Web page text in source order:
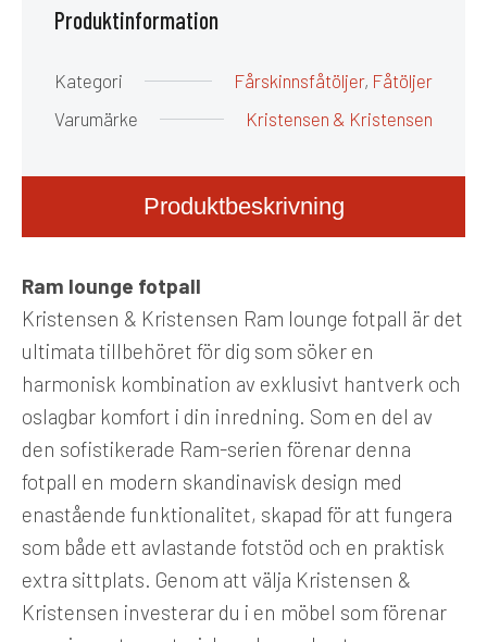
Produktbeskrivning
Ram lounge fotpall
Kristensen & Kristensen Ram lounge fotpall är det
ultimata tillbehöret för dig som söker en
harmonisk kombination av exklusivt hantverk och
oslagbar komfort i din inredning. Som en del av
den sofistikerade Ram-serien förenar denna
fotpall en modern skandinavisk design med
enastående funktionalitet, skapad för att fungera
som både ett avlastande fotstöd och en praktisk
extra sittplats. Genom att välja Kristensen &
Kristensen investerar du i en möbel som förenar
Produktinformation
Kategori Fårskinnsfåtöljer, Fåtöljer
Varumärke
Kristensen & Kristensen